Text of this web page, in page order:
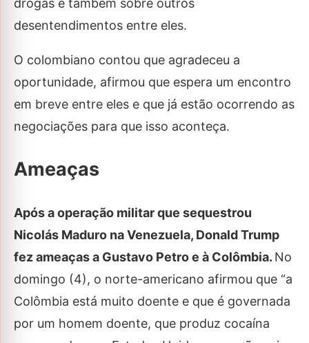
drogas e também sobre outros
desentendimentos entre eles.
O colombiano contou que agradeceu a
oportunidade, afirmou que espera um encontro
em breve entre eles e que já estão ocorrendo as
negociações para que isso aconteça.
Ameaças
Após a operação militar que sequestrou
Nicolás Maduro na Venezuela, Donald Trump
fez ameaças a Gustavo Petro e à Colômbia. No
domingo (4), o norte-americano afirmou que “a
Colômbia está muito doente e que é governada
por um homem doente, que produz cocaína